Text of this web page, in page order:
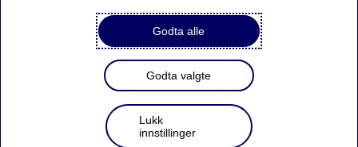
Godta alle
Godta valgte
Lukk
innstillinger